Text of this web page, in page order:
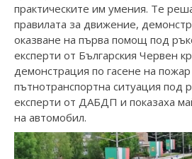
практическите им умения. Те
правилата за движение,
оказване на първа помощ под
експерти от Българския Червен
демонстрация по гасене на
пътнотранспортна ситуация под
експерти от ДАБДП и показаха
на автомобил.